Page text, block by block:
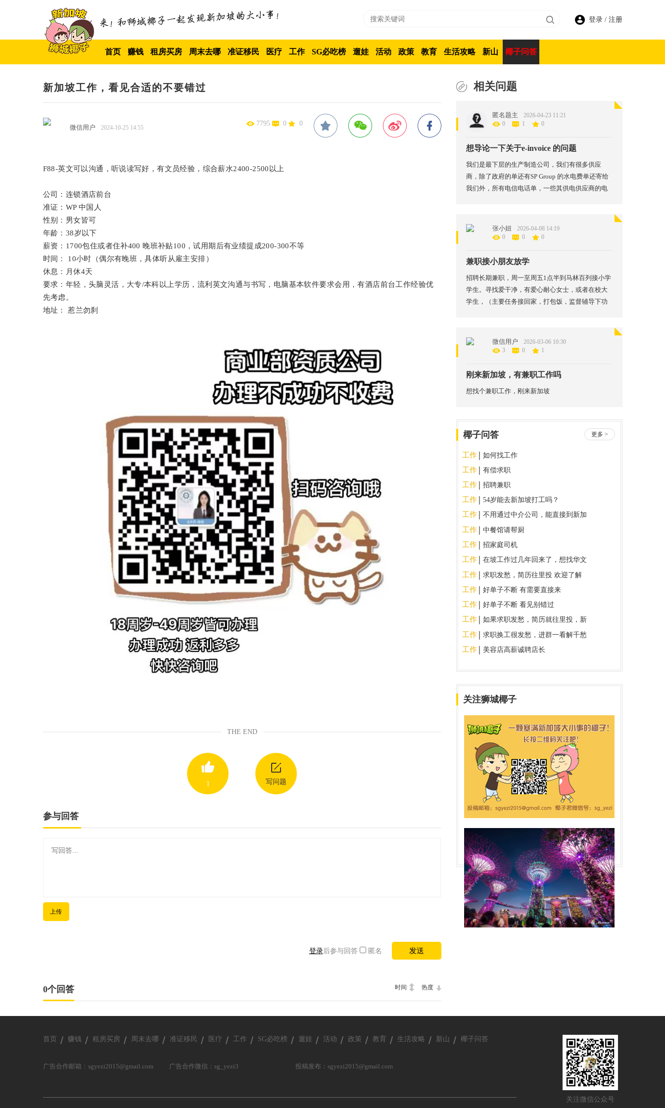
登录 / 注册
首页 赚钱 租房买房 周末去哪 准证移民 医疗 工作 SG必吃榜 遛娃 活动 政策 教育 生活攻略 新山 椰子问答
新加坡工作，看见合适的不要错过
微信用户 2024-10-25 14:55
7795 0 0
F88-英文可以沟通，听说读写好，有文员经验，综合薪水2400-2500以上
公司：连锁酒店前台
准证：WP 中国人
性别：男女皆可
年龄：38岁以下
薪资：1700包住或者住补400 晚班补贴100，试用期后有业绩提成200-300不等
时间： 10小时（偶尔有晚班，具体听从雇主安排）
休息：月休4天
要求：年轻，头脑灵活，大专/本科以上学历，流利英文沟通与书写，电脑基本软件要求会用，有酒店前台工作经验优
先考虑。
地址： 惹兰勿刹
THE END
1 写问题
参与回答
上传
登录后参与回答 匿名
0个回答 热度
时间
相关问题
匿名题主
2026-04-23 11:21
0
1 0
想导论一下关于e-invoice 的问题
我们是最下层的生产制造公司，我们有很多供应
商，除了政府的单还有SP Group 的水电费单还寄给
我们外，所有电信电话单，一些其供电供应商的电
报税，我们最下层的公司人手就不足，一天要印好
几十份单，不但加重我们的工作量，还压垮了邮政
张小妞
2026-04-08 14:19
0
0 0
兼职接小朋友放学
招聘长期兼职，周一至周五1点半到马林百列接小学
学生。寻找爱干净，有爱心耐心女士，或者在校大
学生，（主要任务接回家，打包饭，监督辅导下功
微信用户
2026-03-06 10:30
3
0 1
刚来新加坡，有兼职工作吗
想找个兼职工作，刚来新加坡
椰子问答 更多 >
工作 如何找工作
工作 有偿求职
工作 招聘兼职
工作 54岁能去新加坡打工吗？
工作
不用通过中介公司，能直接到新加
坡找工作吗？中国本科毕业去新加
坡工作能否直接申请EP吗？⺁
工作 中餐馆请帮厨
工作 招家庭司机
工作
在坡工作过几年回来了，想找华文
教师工作，中介勿扰
工作 求职发愁，简历往里投 欢迎了解
工作 好单子不断 有需要直接来
工作 好单子不断 看见别错过
工作
如果求职发愁，简历就往里投，新
加坡求职群，欢迎了解
工作 求职换工很发愁，进群一看解千愁
工作 美容店高薪诚聘店长
关注狮城椰子
首页 赚钱 租房买房 周末去哪 准证移民 医疗 工作 SG必吃榜 遛娃 活动 政策 教育 生活攻略 新山 椰子问答
广告合作邮箱：sgyezi2015@gmail.com 广告合作微信：sg_yezi3 投稿发布：sgyezi2015@gmail.com
关注微信公众号